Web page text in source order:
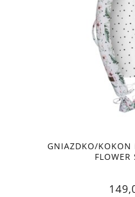
GNIAZDKO/KOKON
FLOWER